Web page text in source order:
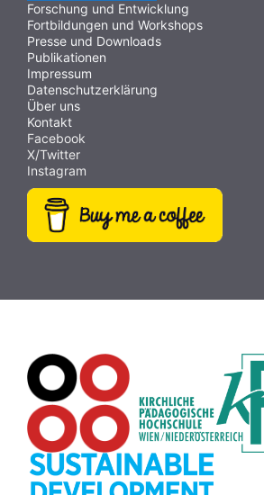
Forschung und Entwicklung
Fortbildungen und Workshops
Presse und Downloads
Publikationen
Impressum
Datenschutzerklärung
Über uns
Kontakt
Facebook
X/Twitter
Instagram